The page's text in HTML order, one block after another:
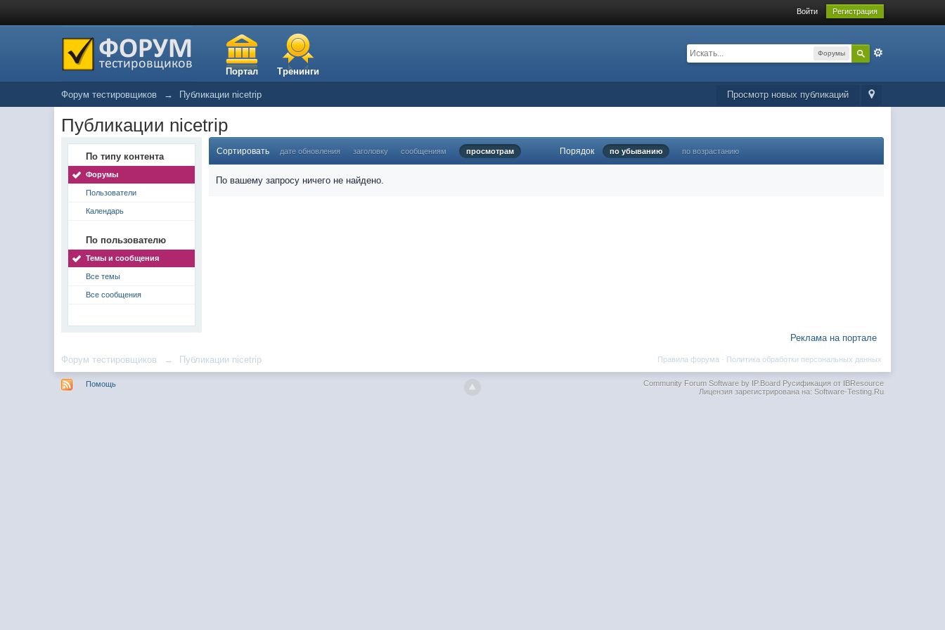
Войти Регистрация
Портал Тренинги
Форумы
Просмотр новых публикаций
Форум тестировщиков → Публикации nicetrip
Публикации nicetrip
По типу контента
Форумы
Пользователи
Календарь
По пользователю
Темы и сообщения
Все темы
Все сообщения
Сортировать дате обновления заголовку сообщениям просмотрам Порядок по убыванию по возрастанию
По вашему запросу ничего не найдено.
Реклама на портале
Форум тестировщиков → Публикации nicetrip Политика обработки персональных данных
Правила форума ·
Помощь Community Forum Software by IP.BoardРусификация от IBResource
Лицензия зарегистрирована на: Software-Testing.Ru